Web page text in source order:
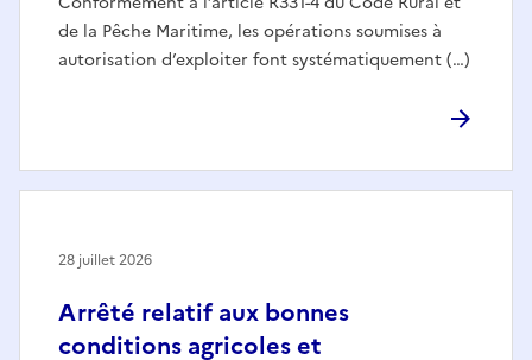
de la Pêche Maritime, les opérations soumises à
autorisation d’exploiter font systématiquement (…)
Arrêté relatif aux bonnes
conditions agricoles et
28 juillet 2026